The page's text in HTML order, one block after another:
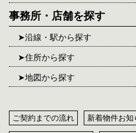
事務所・店舗を探す
沿線・駅から探す
住所から探す
地図から探す
ご契約までの流れ 新着物件お知